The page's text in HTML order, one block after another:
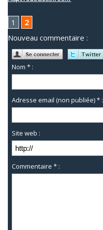
1
2
Nouveau commentaire :
Nom * :
Adresse email (non publiée) * :
Site web :
Commentaire * :